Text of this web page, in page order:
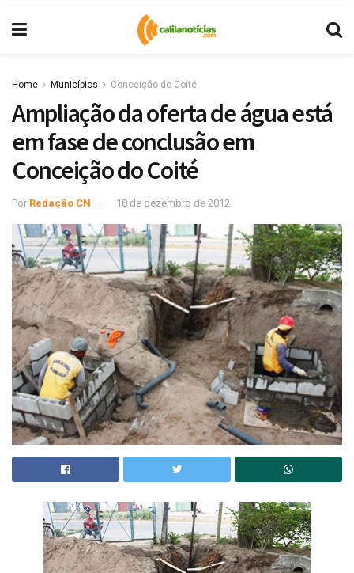
Home Municípios Conceição do Coité
Ampliação da oferta de água está
em fase de conclusão em
Conceição do Coité
Por Redação CN 18 de dezembro de 2012